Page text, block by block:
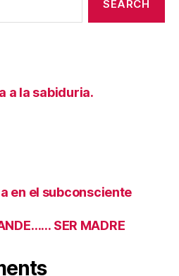
a la sabiduria.
en el subconsciente
SER MADRE